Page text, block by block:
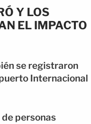
Y LOS
EL IMPACTO
se registraron
Internacional
personas